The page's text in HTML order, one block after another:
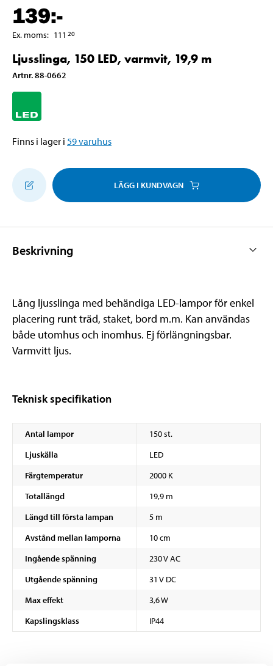
139:-
Ex. moms: 111 20
Ljusslinga, 150 LED, varmvit, 19,9 m
Artnr.88-0662
Finns i lager i 59varuhus
LÄGG I KUNDVAGN
Beskrivning
Lång ljusslinga med behändiga LED-lampor för enkel
placering runt träd, staket, bord m.m. Kan användas
både utomhus och inomhus. Ej förlängningsbar.
Varmvitt ljus.
Teknisk specifikation
Antal lampor
150 st.
Ljuskälla
LED
Färgtemperatur
2000 K
Totallängd
19,9 m
Längd till första lampan
5 m
Avstånd mellan lamporna
10 cm
Ingående spänning
230 V AC
Utgående spänning
31 V DC
Max effekt
3,6 W
Kapslingsklass
IP44